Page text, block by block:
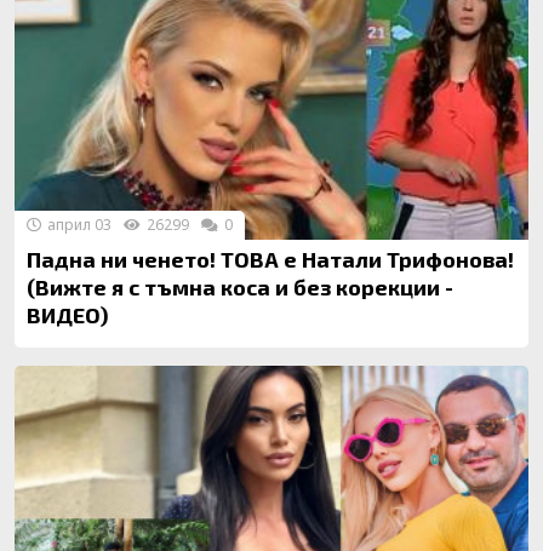
Падна ни ченето! ТОВА е Натали Трифонова!
(Вижте я с тъмна коса и без корекции -
ВИДЕО)
април 03 26299 0